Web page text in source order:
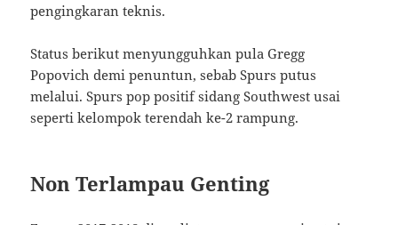
pengingkaran teknis.
Status berikut menyungguhkan pula Gregg
Popovich demi penuntun, sebab Spurs putus
melalui. Spurs pop positif sidang Southwest usai
seperti kelompok terendah ke-2 rampung.
Non Terlampau Genting